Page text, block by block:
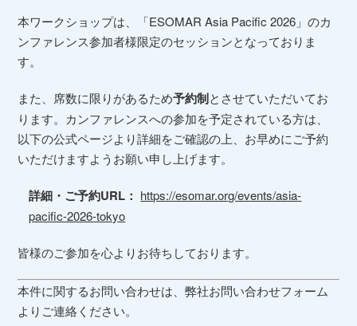
本ワークショップは、「ESOMAR Asia Pacific 2026」のカ
ンファレンス参加者様限定のセッションとなっておりま
す。
また、席数に限りがあるため予約制とさせていただいてお
ります。カンファレンスへの参加を予定されている方は、
以下の公式ページより詳細をご確認の上、お早めにご予約
いただけますようお願い申し上げます。
詳細・ご予約URL： https://esomar.org/events/asia-
pacific-2026-tokyo
皆様のご参加を心よりお待ちしております。
本件に関するお問い合わせは、弊社お問い合わせフォーム
よりご連絡ください。